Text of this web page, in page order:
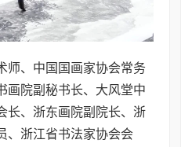
师、中国国画家协会常务
画院副秘书长、大风堂中
长、浙东画院副院长、浙
、浙江省书法家协会会